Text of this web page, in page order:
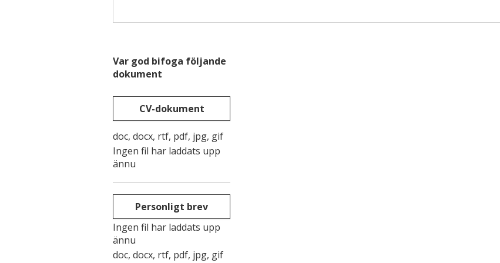
Var god bifoga följande
dokument
CV-dokument
doc, docx, rtf, pdf, jpg, gif
Ingen fil har laddats upp
ännu
Personligt brev
Ingen fil har laddats upp
ännu
doc, docx, rtf, pdf, jpg, gif